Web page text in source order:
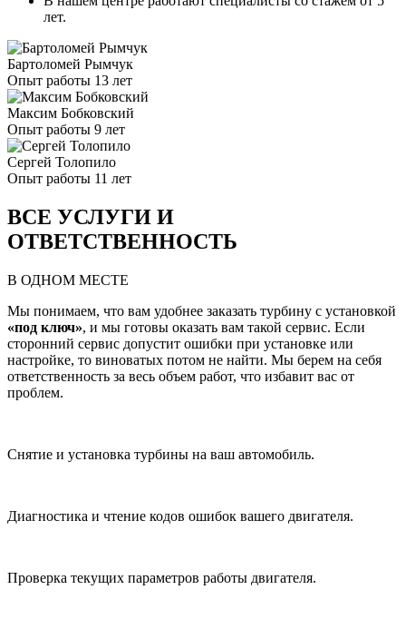
лет.
Бартоломей Рымчук
Опыт работы 13 лет
Максим Бобковский
Опыт работы 9 лет
Сергей Толопило
Опыт работы 11 лет
ВСЕ УСЛУГИ И
ОТВЕТСТВЕННОСТЬ
В ОДНОМ МЕСТЕ
Мы понимаем, что вам удобнее заказать турбину с установкой
«под ключ», и мы готовы оказать вам такой сервис. Если
сторонний сервис допустит ошибки при установке или
настройке, то виноватых потом не найти. Мы берем на себя
ответственность за весь объем работ, что избавит вас от
проблем.
Снятие и установка турбины на ваш автомобиль.
Диагностика и чтение кодов ошибок вашего двигателя.
Проверка текущих параметров работы двигателя.